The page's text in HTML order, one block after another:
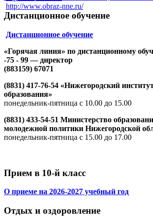
http://www.obraz-nne.ru/
Дистанционное обучение
Дистанционное обучение
«Горячая линия» по дистанционному
-75 - 99 — директор
(883159) 67071
(8831) 417-76-54 «Нижегородский
образования»
понедельник-пятница с 10.00 до 15.00
(8831) 433-54-51 Министерство
молодежной политики Нижегородской
понедельник-пятница с 15.00 до 17.00
Прием в 10-й класс
О приеме на 2026-2027 учебный год
Отдых и оздоровление